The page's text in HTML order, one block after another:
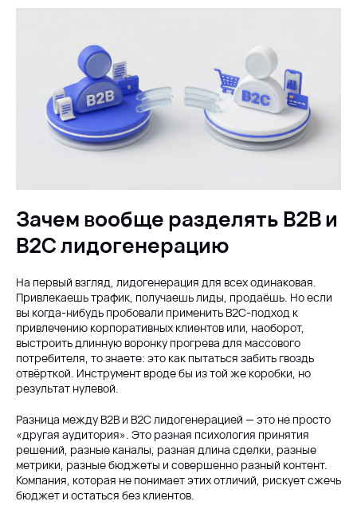
Зачем вообще разделять B2B и
B2C лидогенерацию
На первый взгляд, лидогенерация для всех одинаковая.
Привлекаешь трафик, получаешь лиды, продаёшь. Но если
вы когда-нибудь пробовали применить B2C-подход к
привлечению корпоративных клиентов или, наоборот,
выстроить длинную воронку прогрева для массового
потребителя, то знаете: это как пытаться забить гвоздь
отвёрткой. Инструмент вроде бы из той же коробки, но
результат нулевой.
Разница между B2B и B2C лидогенерацией — это не просто
«другая аудитория». Это разная психология принятия
решений, разные каналы, разная длина сделки, разные
метрики, разные бюджеты и совершенно разный контент.
Компания, которая не понимает этих отличий, рискует сжечь
бюджет и остаться без клиентов.